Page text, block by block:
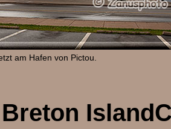
am Hafen von Pictou.